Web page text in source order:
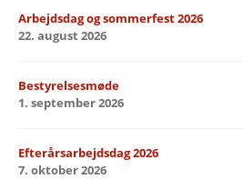
Arbejdsdag og sommerfest 2026
22. august 2026
Bestyrelsesmøde
1. september 2026
Efterårsarbejdsdag 2026
7. oktober 2026